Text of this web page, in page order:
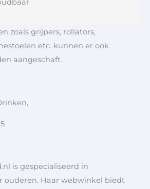
zoals grijpers, rollators,
etc. kunnen er ook
aangeschaft.
is gespecialiseerd in
ouderen. Haar webwinkel biedt